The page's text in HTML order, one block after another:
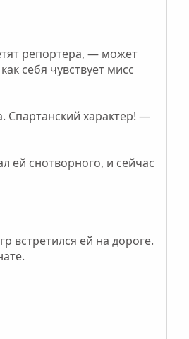
репортера, — может
себя чувствует мисс
Спартанский характер! —
ей снотворного, и сейчас
встретился ей на дороге.